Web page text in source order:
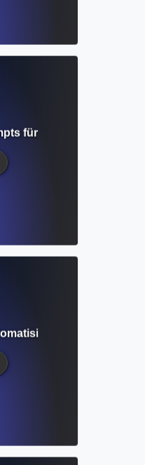
für besseres
Schreiben